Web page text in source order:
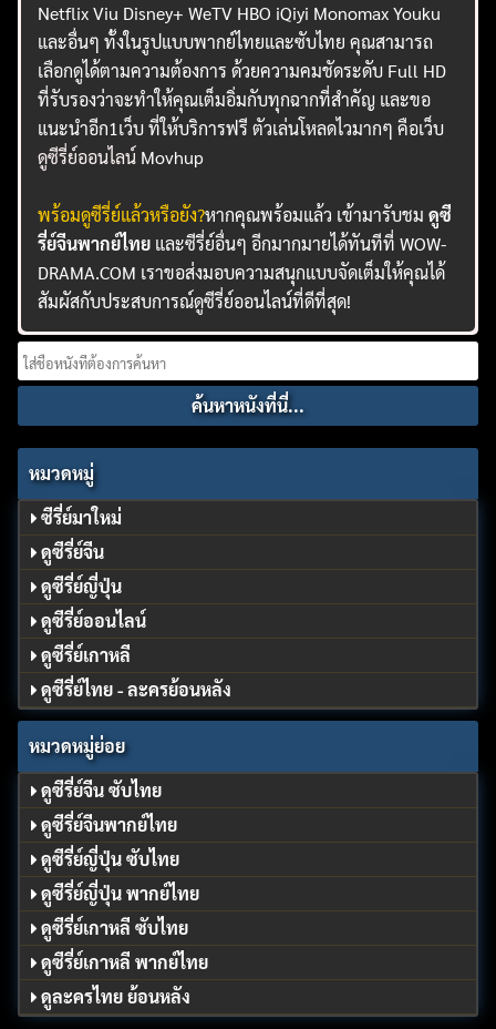
Netflix Viu Disney+ WeTV HBO iQiyi Monomax Youku
และอื่นๆ ทั้งในรูปแบบพากย์ไทยและซับไทย คุณสามารถ
เลือกดูได้ตามความต้องการ ด้วยความคมชัดระดับ Full HD
ที่รับรองว่าจะทำให้คุณเต็มอิ่มกับทุกฉากที่สำคัญ และขอ
แนะนำอีก1เว็บ ที่ให้บริการฟรี ตัวเล่นโหลดไวมากๆ คือเว็บ
ดูซีรี่ย์ออนไลน์ Movhup
พร้อมดูซีรี่ย์แล้วหรือยัง?หากคุณพร้อมแล้ว เข้ามารับชมดูซี
รี่ย์จีนพากย์ไทย และซีรี่ย์อื่นๆ อีกมากมายได้ทันทีที่ WOW-
DRAMA.COM เราขอส่งมอบความสนุกแบบจัดเต็มให้คุณได้
สัมผัสกับประสบการณ์ดูซีรี่ย์ออนไลน์ที่ดีที่สุด!
Search
for:
หมวดหมู่
ซีรี่ย์มาใหม่
ดูซีรี่ย์จีน
ดูซีรี่ย์ญี่ปุ่น
ดูซีรี่ย์ออนไลน์
ดูซีรี่ย์เกาหลี
ดูซีรี่ย์ไทย - ละครย้อนหลัง
หมวดหมู่ย่อย
ดูซีรี่ย์จีน ซับไทย
ดูซีรี่ย์จีนพากย์ไทย
ดูซีรี่ย์ญี่ปุ่น ซับไทย
ดูซีรี่ย์ญี่ปุ่น พากย์ไทย
ดูซีรี่ย์เกาหลี ซับไทย
ดูซีรี่ย์เกาหลี พากย์ไทย
ดูละครไทย ย้อนหลัง